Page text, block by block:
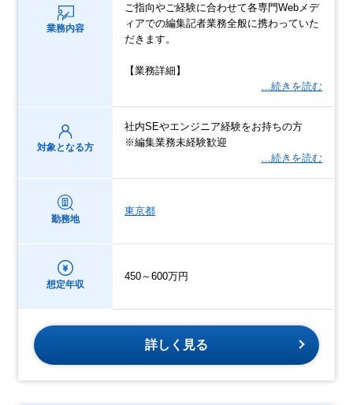
業務内容
ご指向やご経験に合わせて各専門Webメデ
ィアでの編集記者業務全般に携わっていた
だきます。
【業務詳細】
…続きを読む
対象となる方
社内SEやエンジニア経験をお持ちの方
※編集業務未経験歓迎
…続きを読む
勤務地
東京都
想定年収
450～600万円
詳しく見る